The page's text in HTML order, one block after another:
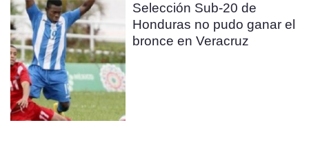
Selección Sub-20 de
Honduras no pudo ganar el
bronce en Veracruz